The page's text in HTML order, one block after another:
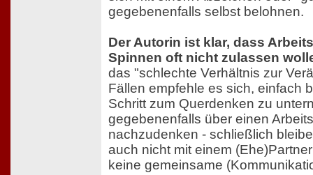
gegebenenfalls selbst belohnen.
Der Autorin ist klar, dass
Spinnen oft nicht zulassen
das "schlechte Verhältnis zur
Fällen empfehle es sich, einfach
Schritt zum Querdenken zu
gegebenenfalls über einen
nachzudenken - schließlich
auch nicht mit einem
keine gemeinsame